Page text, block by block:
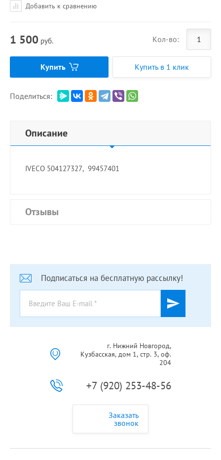
Добавить к сравнению
1 500 руб. Кол-во:
Купить Купить в 1 клик
Поделиться:
Описание
IVECO 504127327, 99457401
Отзывы
Подписаться на бесплатную рассылку!
г. Нижний Новгород,
Кузбасская, дом 1, стр. 3, оф.
204
+7 (920) 253-48-56
Заказать
звонок